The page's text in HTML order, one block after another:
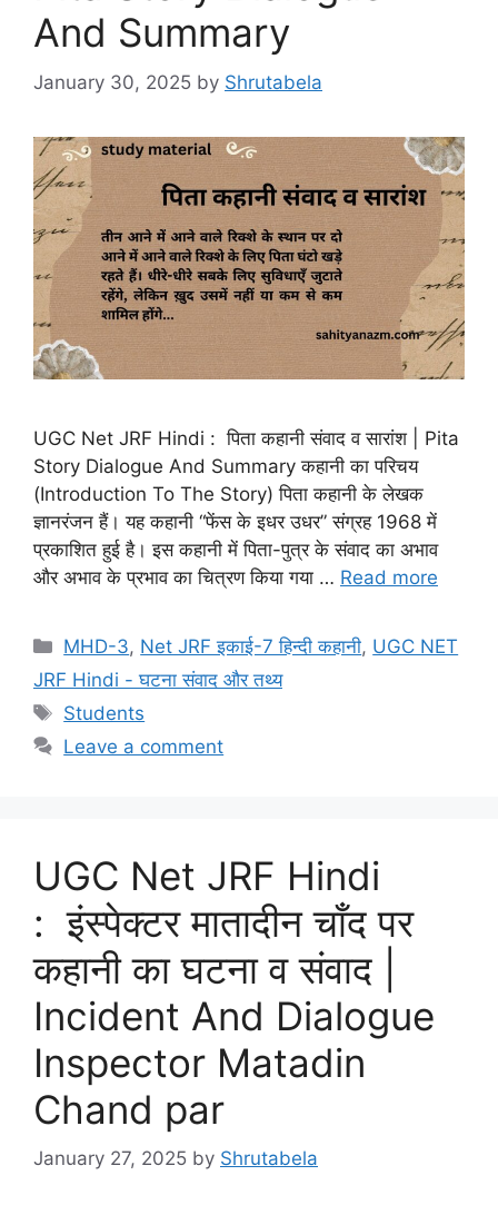
And Summary
January 30, 2025 by Shrutabela
UGC Net JRF Hindi : पिता कहानी संवाद व सारांश | Pita
Story Dialogue And Summary कहानी का परिचय
(Introduction To The Story) पिता कहानी के लेखक
ज्ञानरंजन हैं। यह कहानी “फेंस के इधर उधर” संग्रह 1968 में
प्रकाशित हुई है। इस कहानी में पिता-पुत्र के संवाद का अभाव
और अभाव के प्रभाव का चित्रण किया गया … Read more
MHD-3, Net JRF इकाई-7 हिन्दी कहानी, UGC NET
JRF Hindi - घटना संवाद और तथ्य
Students
Leave a comment
UGC Net JRF Hindi
: इंस्पेक्टर मातादीन चाँद पर
कहानी का घटना व संवाद |
Incident And Dialogue
Inspector Matadin
Chand par
January 27, 2025 by Shrutabela